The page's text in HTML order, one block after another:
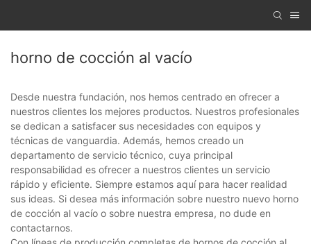
horno de cocción al vacío
Desde nuestra fundación, nos hemos centrado en ofrecer a
nuestros clientes los mejores productos. Nuestros profesionales
se dedican a satisfacer sus necesidades con equipos y
técnicas de vanguardia. Además, hemos creado un
departamento de servicio técnico, cuya principal
responsabilidad es ofrecer a nuestros clientes un servicio
rápido y eficiente. Siempre estamos aquí para hacer realidad
sus ideas. Si desea más información sobre nuestro nuevo horno
de cocción al vacío o sobre nuestra empresa, no dude en
contactarnos.